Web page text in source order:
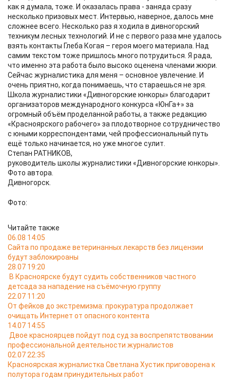
как я думала, тоже. И оказалась права - заняда сразу
несколько призовых мест. Интервью, наверное, далось мне
сложнее всего. Несколько раз я ходила в дивногорский
техникум лесных технологий. И не с первого раза мне удалось
взять контакты Глеба Когая – героя моего материала. Над
самим текстом тоже пришлось много потрудиться. Я рада,
что именно эта работа было высоко оценена членами жюри.
Сейчас журналистика для меня – основное увлечение. И
очень приятно, когда понимаешь, что стараешься не зря.
Школа журналистики «Дивногорские юнкоры» благодарит
организаторов международного конкурса «ЮнГа+» за
огромный объём проделанной работы, а также редакцию
«Красноярского рабочего» за плодотворное сотрудничество
с юными корреспондентами, чей профессиональный путь
ещё только начинается, но уже многое сулит.
Степан РАТНИКОВ,
руководитель школы журналистики «Дивногорские юнкоры».
Фото автора.
Дивногорск.
Фото:
Читайте также
06.08 14:05
Сайта по продаже ветеринанных лекарств без лицензии
будут заблокироаны
28.07 19:20
В Красноярске будут судить собственников частного
детсада за нападение на съёмочную группу
22.07 11:20
От фейков до экстремизма: прокуратура продолжает
очищать Интернет от опасного контента
14.07 14:55
Двое красноярцев пойдут под суд за воспрепятствовании
профессиональной деятельности журналистов
02.07 22:35
Красноярская журналистка Светлана Хустик приговорена к
полутора годам принудительных работ